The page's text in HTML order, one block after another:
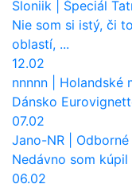
Sloniik
Špeciál Tatra
Nie som si istý, či
oblastí, ...
12.02
nnnnn
Holandské mýto
Dánsko
07.02
Jano-NR
Odborné dni
Nedávno som kúpil
06.02